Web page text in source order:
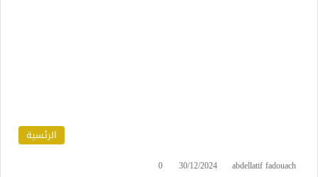
الرئسية
abdellatif fadouach
30/12/2024
0